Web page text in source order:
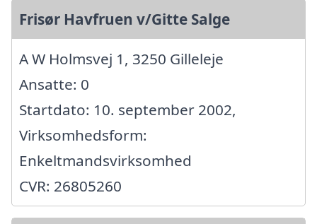
Frisør Havfruen v/Gitte Salge
A W Holmsvej 1, 3250 Gilleleje
Ansatte: 0
Startdato: 10. september 2002,
Virksomhedsform:
Enkeltmandsvirksomhed
CVR: 26805260